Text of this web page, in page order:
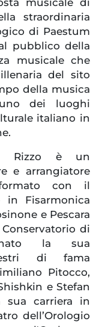
musicale di
straordinaria
di Paestum
pubblico della
musicale che
del sito
della musica
dei luoghi
italiano in
Rizzo è un
e arrangiatore
con il
Fisarmonica
e Pescara
di
la sua
di fama
Pitocco,
e Stefan
sua carriera in
dell’Orologio